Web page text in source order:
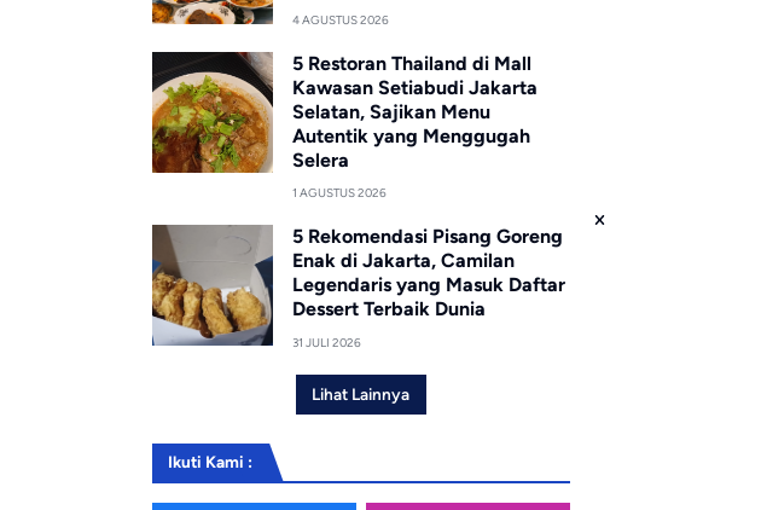
4 AGUSTUS 2026
5 Restoran Thailand di Mall
Kawasan Setiabudi Jakarta
Selatan, Sajikan Menu
Autentik yang Menggugah
Selera
1 AGUSTUS 2026
5 Rekomendasi Pisang Goreng
Enak di Jakarta, Camilan
Legendaris yang Masuk Daftar
Dessert Terbaik Dunia
31 JULI 2026
Lihat Lainnya
Ikuti Kami :